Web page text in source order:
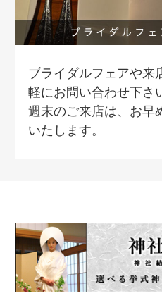
ブライダルフェアや来
軽にお問い合わせ下さ
週末のご来店は、お早
いたします。